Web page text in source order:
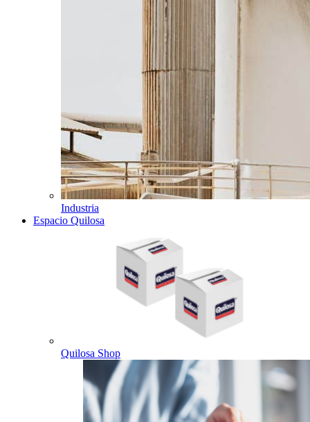
Industria
Espacio Quilosa
Quilosa Shop